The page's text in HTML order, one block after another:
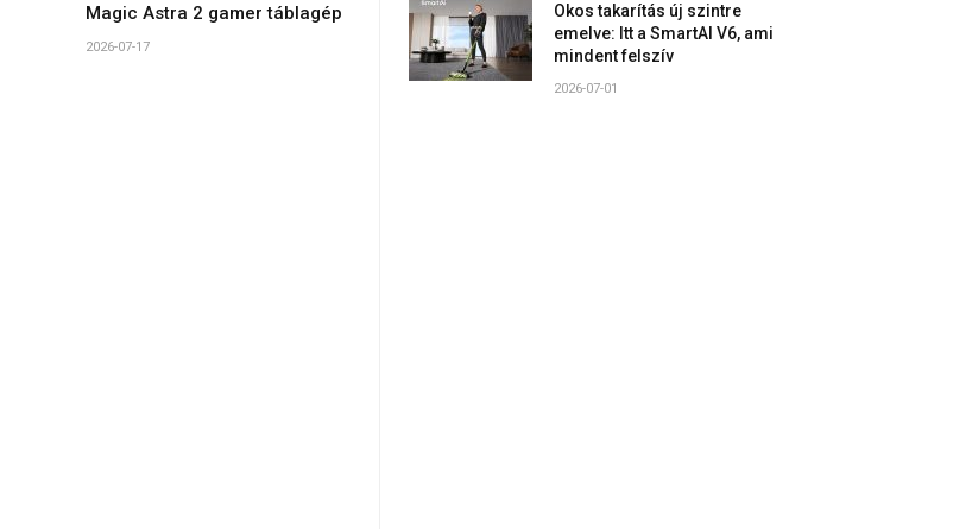
Magic Astra 2 gamer táblagép
2026-07-17
Okos takarítás új szintre
emelve: Itt a SmartAI V6, ami
mindent felszív
2026-07-01